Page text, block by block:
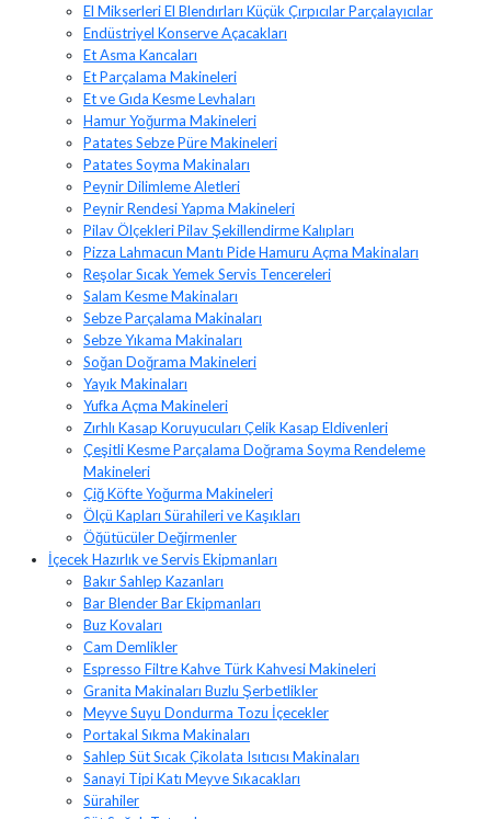
El Mikserleri El Blendırları Küçük Çırpıcılar Parçalayıcılar
Endüstriyel Konserve Açacakları
Et Asma Kancaları
Et Parçalama Makineleri
Et ve Gıda Kesme Levhaları
Hamur Yoğurma Makineleri
Patates Sebze Püre Makineleri
Patates Soyma Makinaları
Peynir Dilimleme Aletleri
Peynir Rendesi Yapma Makineleri
Pilav Ölçekleri Pilav Şekillendirme Kalıpları
Pizza Lahmacun Mantı Pide Hamuru Açma Makinaları
Reşolar Sıcak Yemek Servis Tencereleri
Salam Kesme Makinaları
Sebze Parçalama Makinaları
Sebze Yıkama Makinaları
Soğan Doğrama Makineleri
Yayık Makinaları
Yufka Açma Makineleri
Zırhlı Kasap Koruyucuları Çelik Kasap Eldivenleri
Çeşitli Kesme Parçalama Doğrama Soyma Rendeleme
Makineleri
Çiğ Köfte Yoğurma Makineleri
Ölçü Kapları Sürahileri ve Kaşıkları
Öğütücüler Değirmenler
İçecek Hazırlık ve Servis Ekipmanları
Bakır Sahlep Kazanları
Bar Blender Bar Ekipmanları
Buz Kovaları
Cam Demlikler
Espresso Filtre Kahve Türk Kahvesi Makineleri
Granita Makinaları Buzlu Şerbetlikler
Meyve Suyu Dondurma Tozu İçecekler
Portakal Sıkma Makinaları
Sahlep Süt Sıcak Çikolata Isıtıcısı Makinaları
Sanayi Tipi Katı Meyve Sıkacakları
Sürahiler